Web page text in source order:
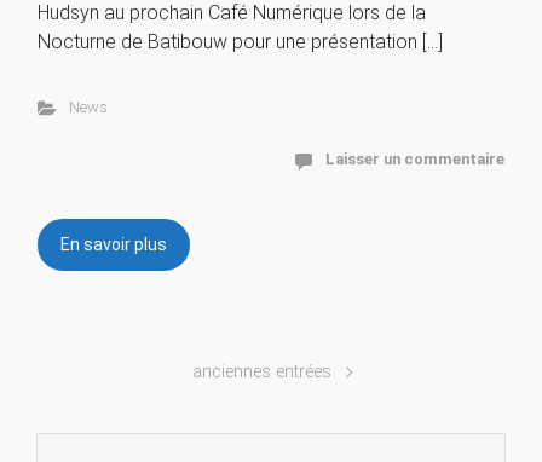
Hudsyn au prochain Café Numérique lors de la
Nocturne de Batibouw pour une présentation […]
News
Laisser un commentaire
En savoir plus
anciennes entrées